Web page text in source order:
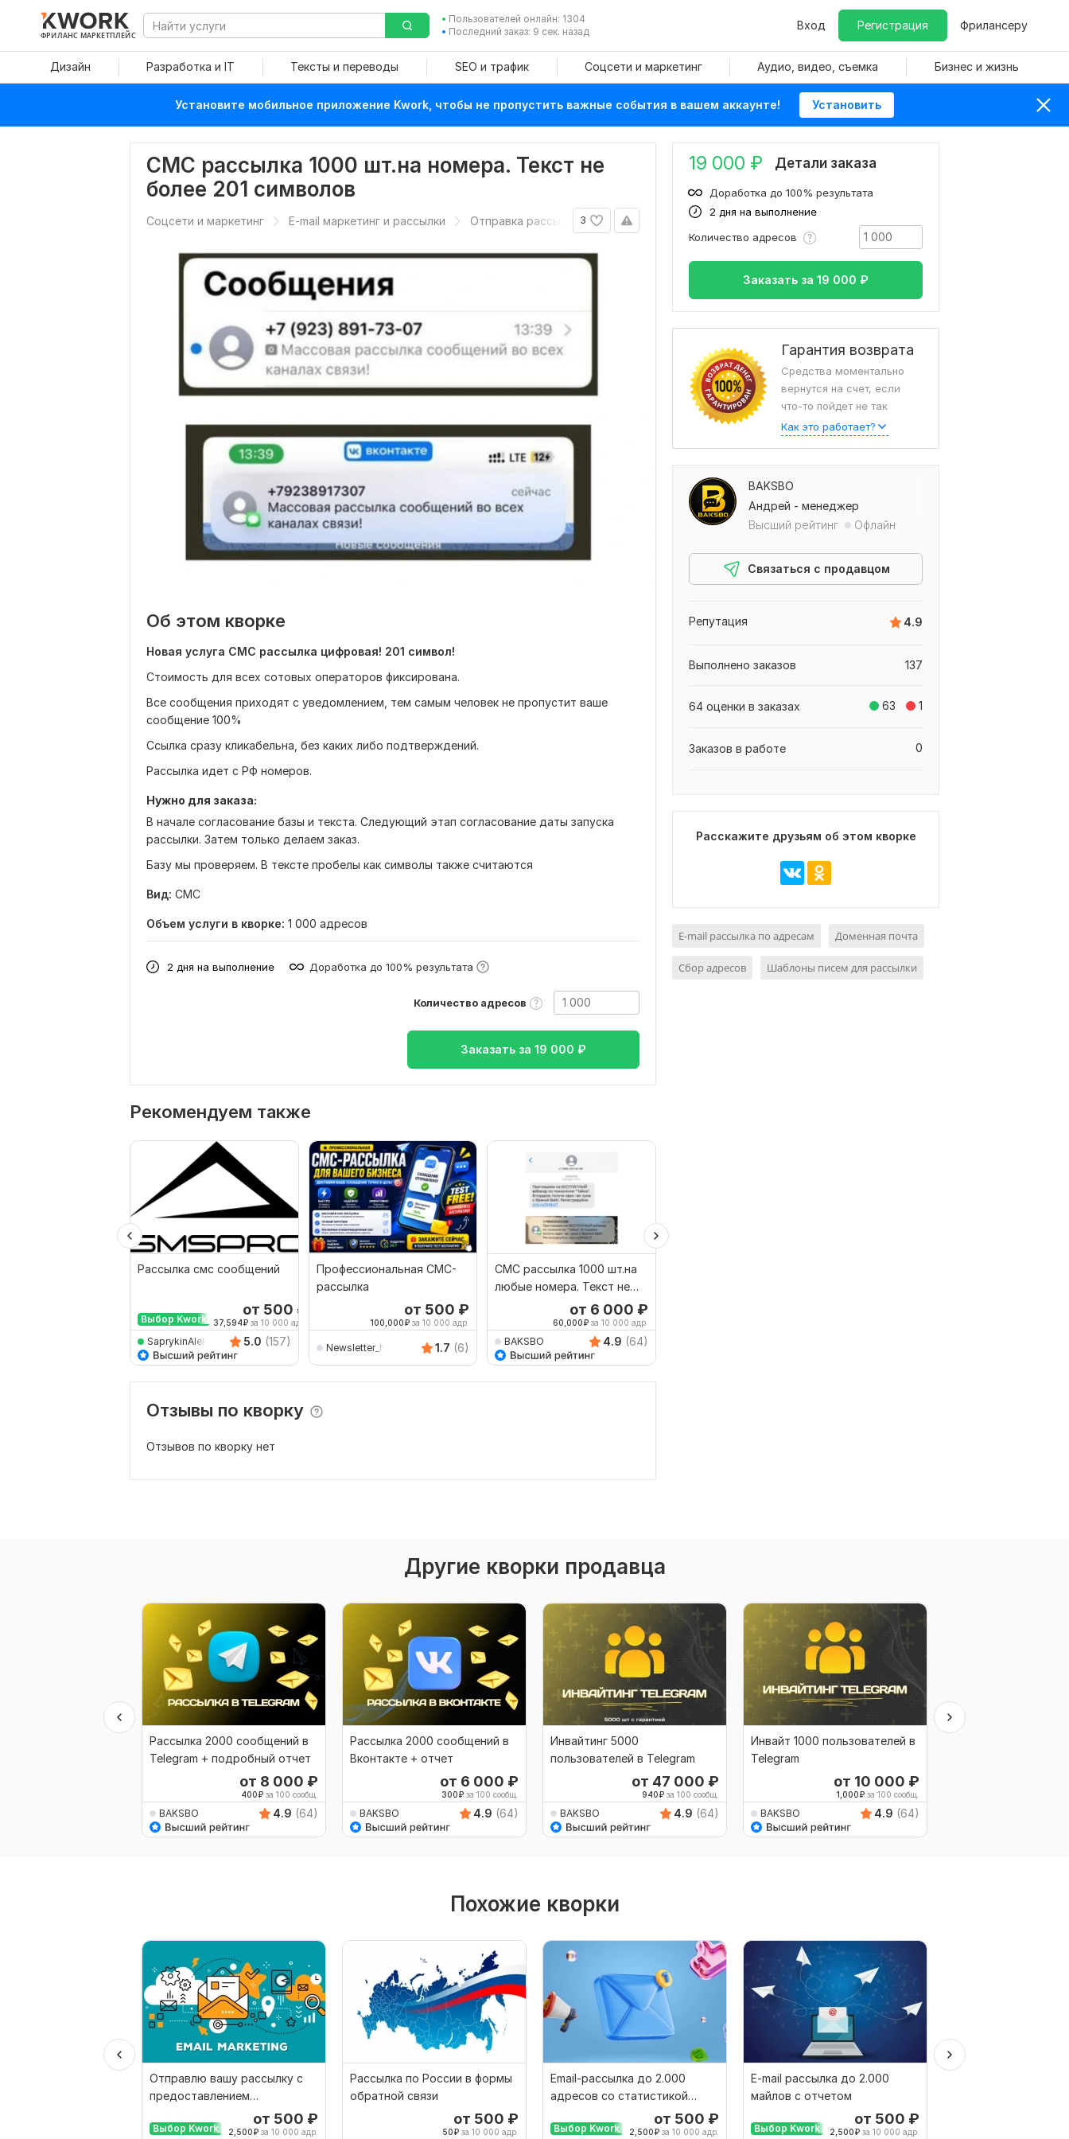
ФРИЛАНС МАРКЕТПЛЕЙС
Пользователей онлайн: 1304
Последний заказ: 9 сек. назад
Вход Регистрация Фрилансеру
Дизайн Разработка и IT Тексты и переводы SEO и трафик Соцсети и маркетинг Аудио, видео, съемка Бизнес и жизнь
Установите мобильное приложение Kwork, чтобы не пропустить важные события в вашем аккаунте! Установить
СМС рассылка 1000 шт.на номера. Текст не
более 201 символов
3
Соцсети и маркетинг E-mail маркетинг и рассылки Отправка рассылки
Об этом кворке
Новая услуга СМС рассылка цифровая! 201 символ!
Стоимость для всех сотовых операторов фиксирована.
Все сообщения приходят с уведомлением, тем самым человек не пропустит ваше
сообщение 100%
Ссылка сразу кликабельна, без каких либо подтверждений.
Рассылка идет с РФ номеров.
Нужно для заказа:
В начале согласование базы и текста. Следующий этап согласование даты запуска
рассылки. Затем только делаем заказ.
Базу мы проверяем. В тексте пробелы как символы также считаются
Вид: СМС
Объем услуги в кворке: 1 000 адресов
2 дня на выполнение Доработка до 100% результата
Количество адресов
Заказать за 19 000 ₽
Рекомендуем также
Рассылка смс сообщений
Выбор Kwork
от 500 ₽
37,594₽ за 10 000 адр.
SaprykinAleksey 5.0 (157)
Профессиональная СМС-
рассылка
от 500 ₽
100,000₽ за 10 000 адр.
Newsletter_hub 1.7 (6)
СМС рассылка 1000 шт.на
любые номера. Текст не
более 69 символовот 6 000 ₽
60,000₽за 10 000 адр.
BAKSBO 4.9 (64)
Отзывы по кворку
Отзывов по кворку нет
19 000 ₽ Детали заказа
2 дня на выполнение
Доработка до 100% результата
Количество адресов
Заказать за 19 000 ₽
Гарантия возврата
Средства моментально
вернутся на счет, если
что-то пойдет не так
Как это работает?
BAKSBO
Андрей - менеджер
Высший рейтинг
Офлайн
Связаться с продавцом
4.9
Репутация
137
Выполнено заказов
63 1
64 оценки в заказах
0
Заказов в работе
Расскажите друзьям об этом кворке
E-mail рассылка по адресам Доменная почта
Сбор адресов Шаблоны писем для рассылки
Другие кворки продавца
Рассылка 2000 сообщений в
Telegram + подробный отчет
от 8 000 ₽
400₽ за 100 сообщ.
BAKSBO 4.9 (64)
Рассылка 2000 сообщений в
Вконтакте + отчет
от 6 000 ₽
300₽ за 100 сообщ.
BAKSBO 4.9 (64)
Инвайтинг 5000
пользователей в Telegram
от 47 000 ₽
940₽ за 100 сообщ.
BAKSBO 4.9 (64)
Инвайт 1000 пользователей в
Telegram
от 10 000 ₽
1,000₽ за 100 сообщ.
BAKSBO 4.9 (64)
Похожие кворки
Отправлю вашу рассылку с
предоставлением
подробного отчета
Выбор Kwork
от 500 ₽
2,500₽ за 10 000 адр.
Рассылка по России в формы
обратной связи
от 500 ₽
50₽ за 10 000 адр.
Email-рассылка до 2.000
адресов со статистикой
отправки и читавших
Выбор Kwork
от 500 ₽
2,500₽ за 10 000 адр.
E-mail рассылка до 2.000
майлов с отчетом
Выбор Kwork
от 500 ₽
2,500₽ за 10 000 адр.